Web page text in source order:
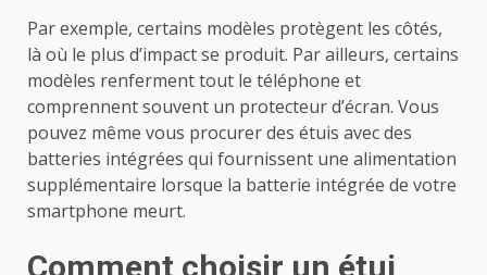
Par exemple, certains modèles protègent les côtés,
là où le plus d’impact se produit. Par ailleurs, certains
modèles renferment tout le téléphone et
comprennent souvent un protecteur d’écran. Vous
pouvez même vous procurer des étuis avec des
batteries intégrées qui fournissent une alimentation
supplémentaire lorsque la batterie intégrée de votre
smartphone meurt.
Comment choisir un étui